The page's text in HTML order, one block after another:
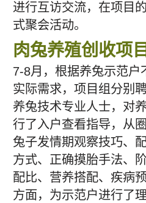
进行互访交流，在项目
式聚会活动。
肉兔养殖创收项目
7-8月，根据养兔示范户
实际需求，项目组分别
养兔技术专业人士，对
行了入户查看指导，从圈
兔子发情期观察技巧、
方式、正确摸胎手法、
配比、营养搭配、疾病
方面，为示范户进行了